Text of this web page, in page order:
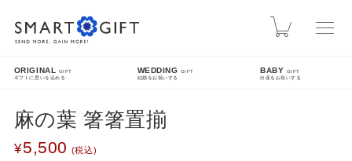
カート
ORIGINAL
GIFT
ギフトに思いを込める
WEDDING GIFT
結婚をお祝いする
BABY GIFT
出産をお祝いする
INFO
熊本地震による配送遅延について
麻の葉 箸箸置揃
5,500